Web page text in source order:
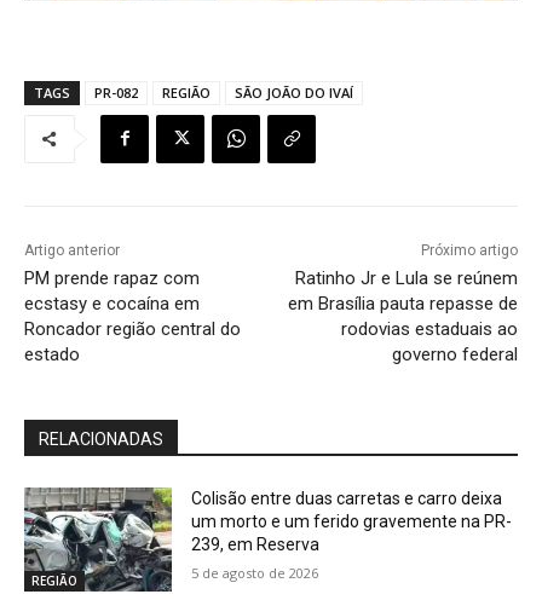
TAGS PR-082 REGIÃO SÃO JOÃO DO IVAÍ
Artigo anterior
PM prende rapaz com
ecstasy e cocaína em
Roncador região central do
estado
Próximo artigo
Ratinho Jr e Lula se reúnem
em Brasília pauta repasse de
rodovias estaduais ao
governo federal
RELACIONADAS
REGIÃO
Colisão entre duas carretas e carro deixa
um morto e um ferido gravemente na PR-
239, em Reserva
5 de agosto de 2026